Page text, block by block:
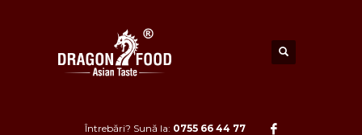
Întrebări? Sună la: 0755 66 44 77